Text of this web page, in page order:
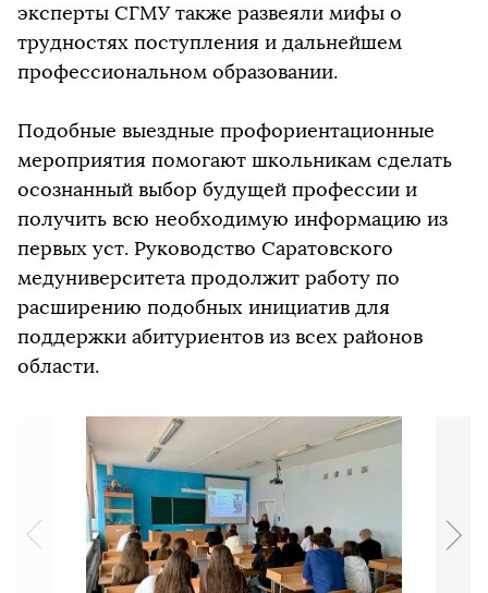
эксперты СГМУ также развеяли мифы о
трудностях поступления и дальнейшем
профессиональном образовании.
Подобные выездные профориентационные
мероприятия помогают школьникам сделать
осознанный выбор будущей профессии и
получить всю необходимую информацию из
первых уст. Руководство Саратовского
медуниверситета продолжит работу по
расширению подобных инициатив для
поддержки абитуриентов из всех районов
области.